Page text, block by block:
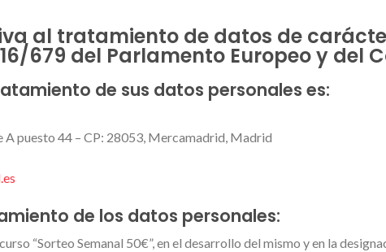
al tratamiento de datos de
679 del Parlamento Europeo y del
de sus datos personales es:
puesto 44 – CP: 28053, Mercamadrid, Madrid
de los datos personales:
“Sorteo Semanal 50€”, en el desarrollo del mismo y en la